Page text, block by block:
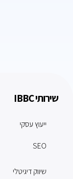
שירותי IBBC
ייעוץ עסקי
SEO
שיווק דיגיטלי